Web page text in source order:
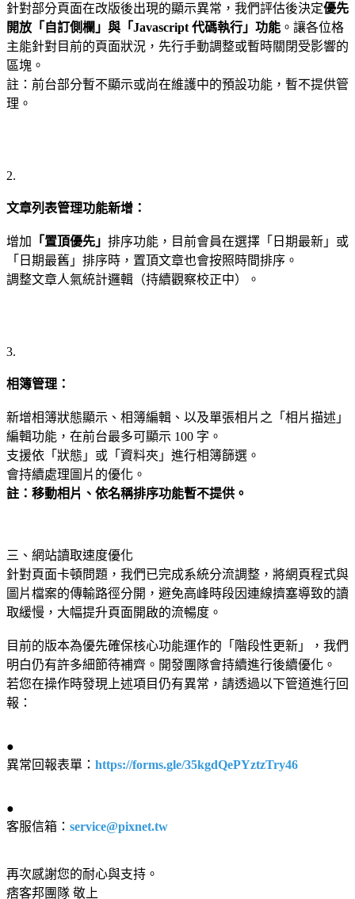
針對部分頁面在改版後出現的顯示異常，我們評估後決定優先
開放「自訂側欄」與「Javascript 代碼執行」功能 。讓各位格
主能針對目前的頁面狀況，先行手動調整或暫時關閉受影響的
區塊。
註：前台部分暫不顯示或尚在維護中的預設功能，暫不提供管
理。
2.
文章列表管理功能新增：
增加 「置頂優先」 排序功能，目前會員在選擇「日期最新」或
「日期最舊」排序時，置頂文章也會按照時間排序。
調整文章人氣統計邏輯（持續觀察校正中）。
3.
相簿管理：
新增相簿狀態顯示、相簿編輯、以及單張相片之「相片描述」
編輯功能，在前台最多可顯示 100 字。
支援依「狀態」或「資料夾」進行相簿篩選。
會持續處理圖片的優化。
註：移動相片、依名稱排序功能暫不提供。
三、網站讀取速度優化
針對頁面卡頓問題，我們已完成系統分流調整，將網頁程式與
圖片檔案的傳輸路徑分開，避免高峰時段因連線擠塞導致的讀
取緩慢，大幅提升頁面開啟的流暢度。
目前的版本為優先確保核心功能運作的「階段性更新」，我們
明白仍有許多細節待補齊。開發團隊會持續進行後續優化。
若您在操作時發現上述項目仍有異常，請透過以下管道進行回
報：
●
異常回報表單： https://forms.gle/35kgdQePYztzTry46
●
客服信箱： service@pixnet.tw
再次感謝您的耐心與支持。
痞客邦團隊 敬上